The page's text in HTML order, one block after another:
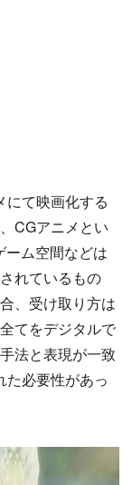
て映画化する
CGアニメとい
ーム空間などは
れているもの
、受け取り方は
てをデジタルで
法と表現が一致
た必要性があっ